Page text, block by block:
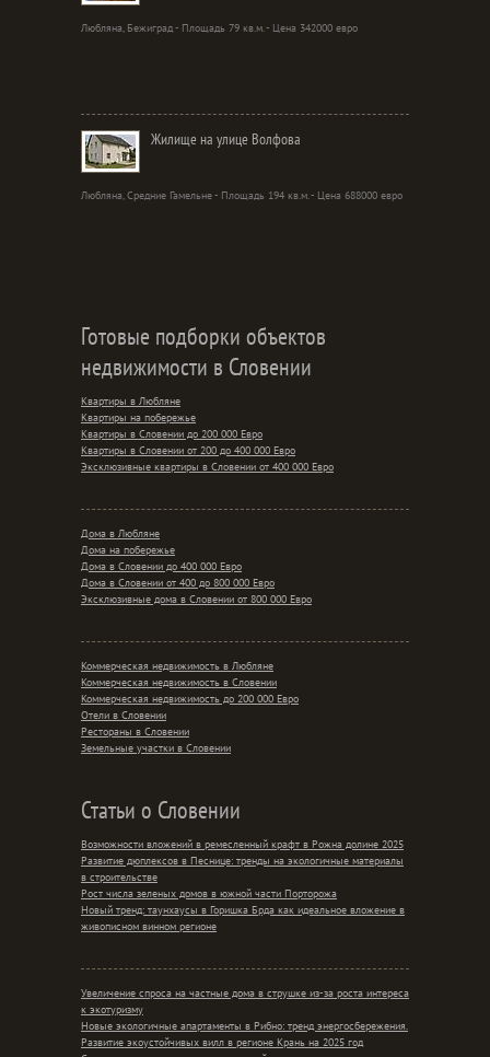
Любляна, Бежиград - Площадь 79 кв.м. - Цена 342000 евро
Жилище на улице Волфова
Любляна, Средние Гамельне - Площадь 194 кв.м. - Цена 688000 евро
Готовые подборки объектов
недвижимости в Словении
Квартиры в Любляне
Квартиры на побережье
Квартиры в Словении до 200 000 Евро
Квартиры в Словении от 200 до 400 000 Евро
Эксклюзивные квартиры в Словении от 400 000 Евро
Дома в Любляне
Дома на побережье
Дома в Словении до 400 000 Евро
Дома в Словении от 400 до 800 000 Евро
Эксклюзивные дома в Словении от 800 000 Евро
Коммерческая недвижимость в Любляне
Коммерческая недвижимость в Словении
Коммерческая недвижимость до 200 000 Евро
Отели в Словении
Рестораны в Словении
Земельные участки в Словении
Статьи о Словении
Возможности вложений в ремесленный крафт в Рожна долине 2025
Развитие дюплексов в Песнице: тренды на экологичные материалы
в строительстве
Рост числа зеленых домов в южной части Порторожа
Новый тренд: таунхаусы в Горишка Брда как идеальное вложение в
живописном винном регионе
Увеличение спроса на частные дома в струшке из-за роста интереса
к экотуризму
Новые экологичные апартаменты в Рибно: тренд энергосбережения.
Развитие экоустойчивых вилл в регионе Крань на 2025 год